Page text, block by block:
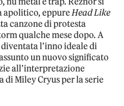
apolitico, eppureHead Like
canzone di protesta
qualche mese dopo. A
l’inno ideale di
un nuovo significato
all’interpretazione
di Miley Cryus per la serie